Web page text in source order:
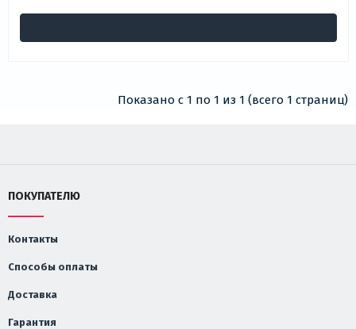
Показано с 1 по 1 из 1 (всего 1 страниц)
ПОКУПАТЕЛЮ
Контакты
Способы оплаты
Доставка
Гарантия